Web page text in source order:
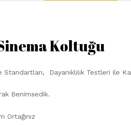
Koltuğu
Dayanıklılık Testleri ile
Benimsedik.
Ortağınız